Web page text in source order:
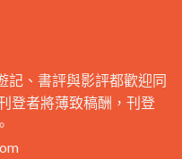
記、書評與影評都歡迎同
登者將薄致稿酬，刊登